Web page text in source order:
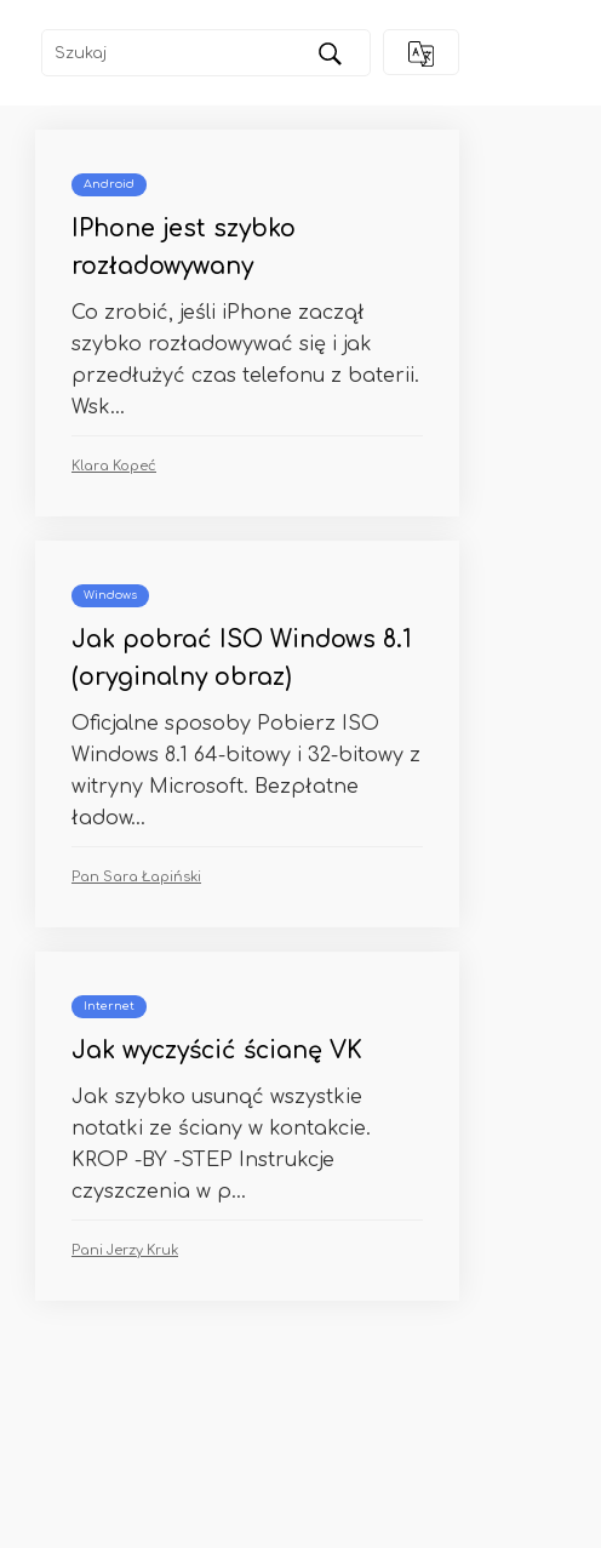
Android
IPhone jest szybko
rozładowywany
Co zrobić, jeśli iPhone zaczął
szybko rozładowywać się i jak
przedłużyć czas telefonu z baterii.
Wsk...
Klara Kopeć
Windows
Jak pobrać ISO Windows 8.1
(oryginalny obraz)
Oficjalne sposoby Pobierz ISO
Windows 8.1 64-bitowy i 32-bitowy z
witryny Microsoft. Bezpłatne
ładow...
Pan Sara Łapiński
Internet
Jak wyczyścić ścianę VK
Jak szybko usunąć wszystkie
notatki ze ściany w kontakcie.
KROP -BY -STEP Instrukcje
czyszczenia w p...
Pani Jerzy Kruk